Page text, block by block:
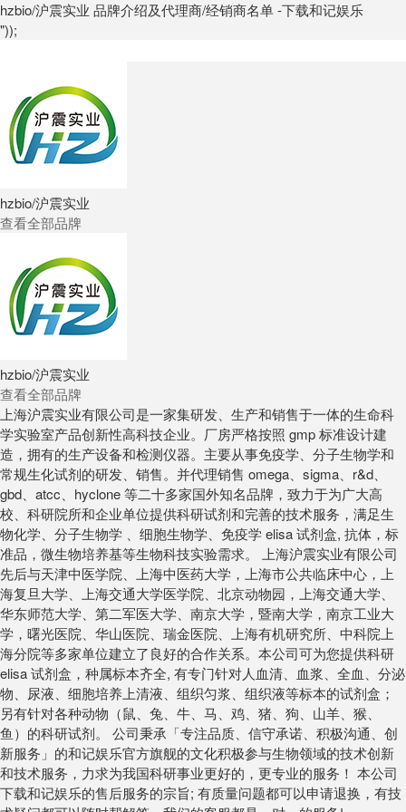
hzbio/沪震实业 品牌介绍及代理商/经销商名单 -下载和记娱乐
"));
hzbio/沪震实业
查看全部品牌
hzbio/沪震实业
查看全部品牌
上海沪震实业有限公司是一家集研发、生产和销售于一体的生命科
学实验室产品创新性高科技企业。厂房严格按照 gmp 标准设计建
造，拥有的生产设备和检测仪器。主要从事免疫学、分子生物学和
常规生化试剂的研发、销售。并代理销售 omega、sigma、r&d、
gbd、atcc、hyclone 等二十多家国外知名品牌，致力于为广大高
校、科研院所和企业单位提供科研试剂和完善的技术服务，满足生
物化学、分子生物学 、细胞生物学、免疫学 elisa 试剂盒, 抗体，标
准品，微生物培养基等生物科技实验需求。 上海沪震实业有限公司
先后与天津中医学院、上海中医药大学，上海市公共临床中心，上
海复旦大学、上海交通大学医学院、北京动物园，上海交通大学、
华东师范大学、第二军医大学、南京大学，暨南大学，南京工业大
学，曙光医院、华山医院、瑞金医院、上海有机研究所、中科院上
海分院等多家单位建立了良好的合作关系。本公司可为您提供科研
elisa 试剂盒，种属标本齐全, 有专门针对人血清、血浆、全血、分泌
物、尿液、细胞培养上清液、组织匀浆、组织液等标本的试剂盒；
另有针对各种动物（鼠、兔、牛、马、鸡、猪、狗、山羊、猴、
鱼）的科研试剂。 公司秉承「专注品质、信守承诺、积极沟通、创
新服务」的和记娱乐官方旗舰的文化积极参与生物领域的技术创新
和技术服务，力求为我国科研事业更好的，更专业的服务！ 本公司
下载和记娱乐的售后服务的宗旨; 有质量问题都可以申请退换，有技